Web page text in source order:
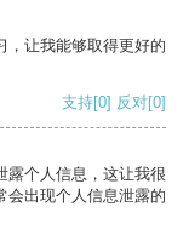
，让我能够取得更好的
支持[0] 反对[0]
露个人信息，这让我很
会出现个人信息泄露的